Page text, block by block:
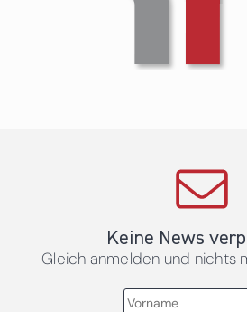
Keine News
Gleich anmelden und nichts